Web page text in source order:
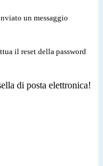
un messaggio
il reset della password
di posta elettronica!